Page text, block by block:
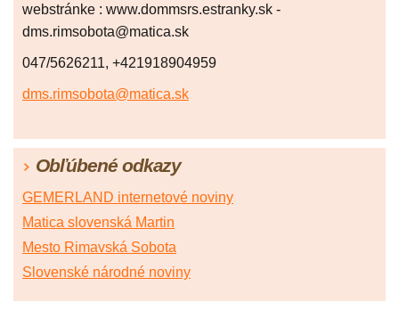
webstránke : www.dommsrs.estranky.sk -
dms.rimsobota@matica.sk
047/5626211, +421918904959
dms.rimsobota@matica.sk
Obľúbené odkazy
GEMERLAND internetové noviny
Matica slovenská Martin
Mesto Rimavská Sobota
Slovenské národné noviny